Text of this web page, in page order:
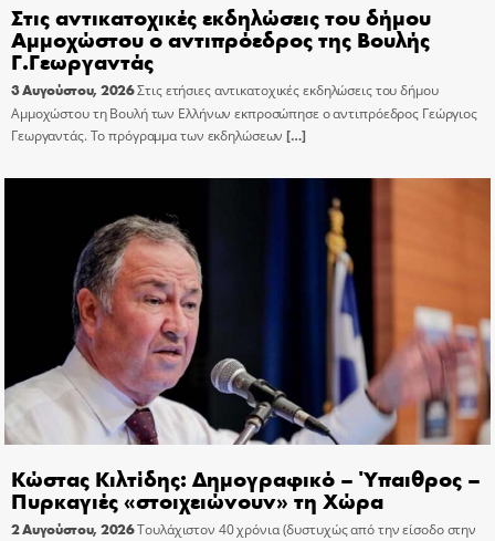
Στις αντικατοχικές εκδηλώσεις του δήμου
Αμμοχώστου ο αντιπρόεδρος της Βουλής
Γ.Γεωργαντάς
3 Αυγούστου, 2026Στις ετήσιες αντικατοχικές εκδηλώσεις του δήμου
Αμμοχώστου τη Βουλή των Ελλήνων εκπροσώπησε ο αντιπρόεδρος Γεώργιος
Γεωργαντάς. Το πρόγραμμα των εκδηλώσεων […]
Κώστας Κιλτίδης: Δημογραφικό – Ύπαιθρος –
Πυρκαγιές «στοιχειώνουν» τη Χώρα
2 Αυγούστου, 2026Τουλάχιστον 40 χρόνια (δυστυχώς από την είσοδο στην